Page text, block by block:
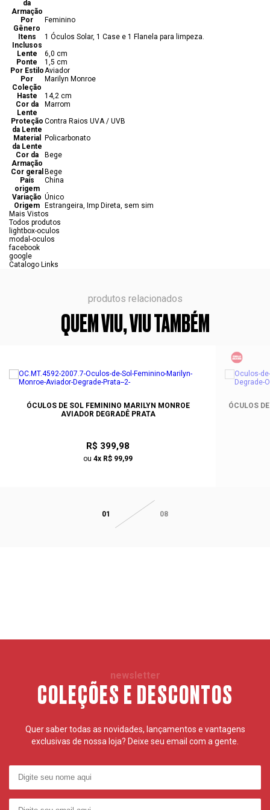
da
Armação
Por
Gênero
Feminino
Itens
Inclusos
1 Óculos Solar, 1 Case e 1 Flanela para limpeza.
Lente
6,0 cm
Ponte
1,5 cm
Por Estilo Aviador
Por
Coleção
Marilyn Monroe
Haste
14,2 cm
Cor da
Lente
Marrom
Proteção
da Lente
Contra Raios UVA / UVB
Material
da Lente
Policarbonato
Cor da
Armação
Bege
Cor geral Bege
País
origem
China
Variação Único
Origem Estrangeira, Imp Direta, sem sim
Mais Vistos
Todos produtos
lightbox-oculos
modal-oculos
facebook
google
Catalogo Links
produtos relacionados
QUEM VIU, VIU TAMBÉM
ÓCULOS DE SOL FEMININO MARILYN MONROE
AVIADOR DEGRADÊ PRATA
R$ 399,98
ou 4x R$ 99,99
ÓCULOS
01 08
newsletter
COLEÇÕES E DESCONTOS
Quer saber todas as novidades, lançamentos e vantagens
exclusivas de nossa loja? Deixe seu email com a gente.